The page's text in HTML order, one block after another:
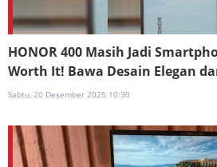
HONOR 400 Masih Jadi
Worth It! Bawa Desain Elegan
Sabtu, 20 Desember 2025 10:30